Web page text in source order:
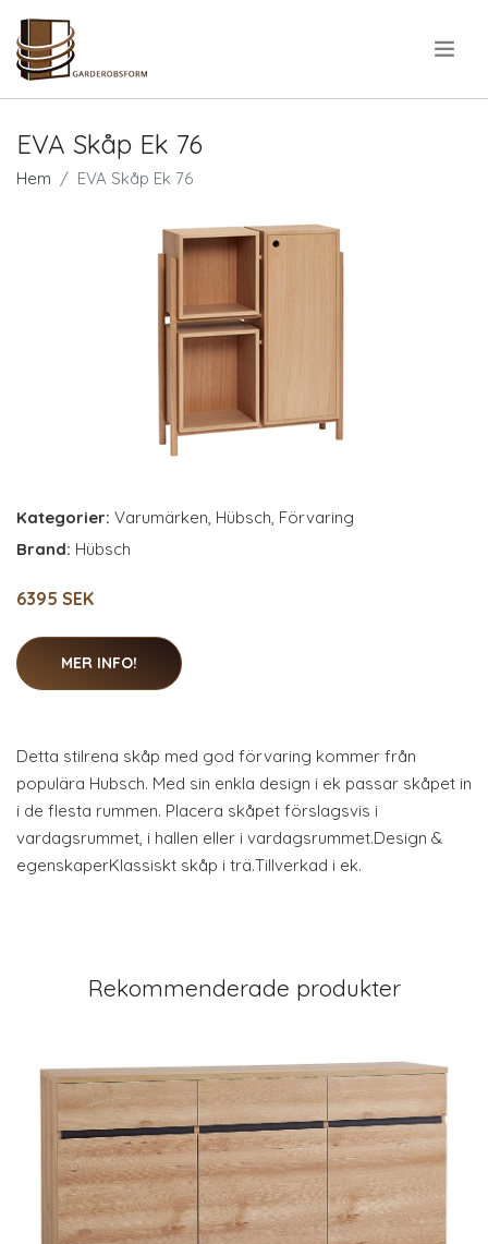
EVA Skåp Ek 76
Hem EVA Skåp Ek 76
Kategorier: Varumärken, Hübsch, Förvaring
Brand: Hübsch
6395 SEK
MER INFO!
Detta stilrena skåp med god förvaring kommer från
populära Hubsch. Med sin enkla design i ek passar skåpet in
i de flesta rummen. Placera skåpet förslagsvis i
vardagsrummet, i hallen eller i vardagsrummet.Design &
egenskaperKlassiskt skåp i trä.Tillverkad i ek.
Rekommenderade produkter